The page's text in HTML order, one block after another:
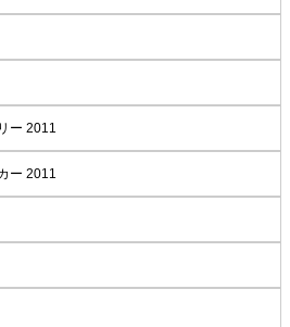
ー 2011
ー 2011